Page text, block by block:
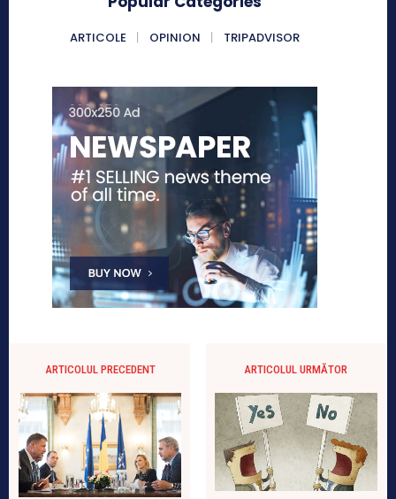
ARTICOLE OPINION TRIPADVISOR
ARTICOLUL PRECEDENT ARTICOLUL URMĂTOR